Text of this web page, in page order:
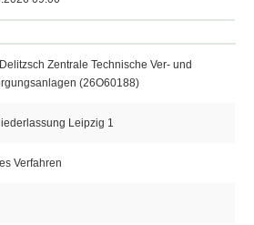
Zentrale Technische Ver- und
(26O60188)
Leipzig 1
Verfahren